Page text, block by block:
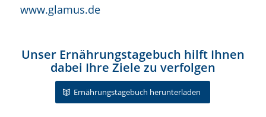
www.glamus.de
Unser Ernährungstagebuch hilft Ihnen
dabei Ihre Ziele zu verfolgen
Ernährungstagebuch herunterladen